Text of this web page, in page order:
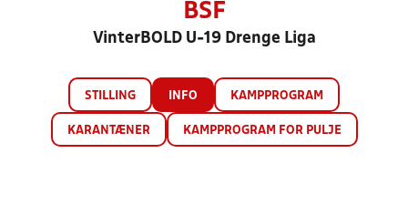
BSF
VinterBOLD U-19 Drenge Liga
STILLING INFO KAMPPROGRAM
KARANTÆNER KAMPPROGRAM FOR PULJE